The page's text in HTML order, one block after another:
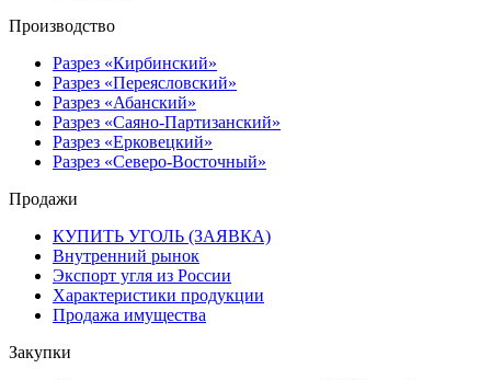
Производство
Разрез «Кирбинский»
Разрез «Переясловский»
Разрез «Абанский»
Разрез «Саяно-Партизанский»
Разрез «Ерковецкий»
Разрез «Северо-Восточный»
Продажи
КУПИТЬ УГОЛЬ (ЗАЯВКА)
Внутренний рынок
Экспорт угля из России
Характеристики продукции
Продажа имущества
Закупки